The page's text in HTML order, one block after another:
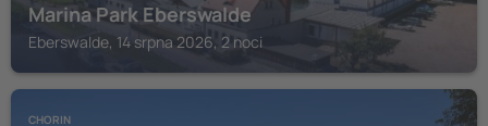
Marina Park Eberswalde
Eberswalde, 14 srpna 2026, 2 noci
CHORIN